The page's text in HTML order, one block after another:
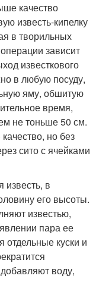
качество
известь-кипелку
в творильных
зависит
известкового
в любую посуду,
яму, обшитую
время,
не тоньше 50 см.
но без
сито с ячейками
известь, в
его высоты.
известью,
пара ее
куски и
воду,